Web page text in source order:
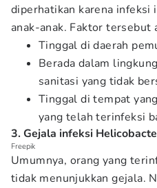
diperhatikan karena
anak-anak. Faktor tersebut
Tinggal di daerah
Berada dalam
sanitasi yang tidak
Tinggal di tempat
yang telah terinfeksi
3. Gejala infeksi
Freepik
Umumnya, orang yang
tidak menunjukkan gejala.